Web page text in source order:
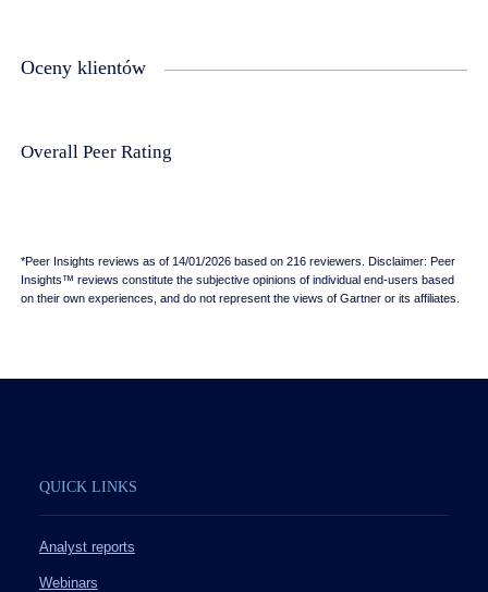
Oceny klientów
Overall Peer Rating
*Peer Insights reviews as of 14/01/2026 based on 216 reviewers. Disclaimer: Peer
Insights™ reviews constitute the subjective opinions of individual end-users based
on their own experiences, and do not represent the views of Gartner or its affiliates.
QUICK LINKS
Analyst reports
Webinars